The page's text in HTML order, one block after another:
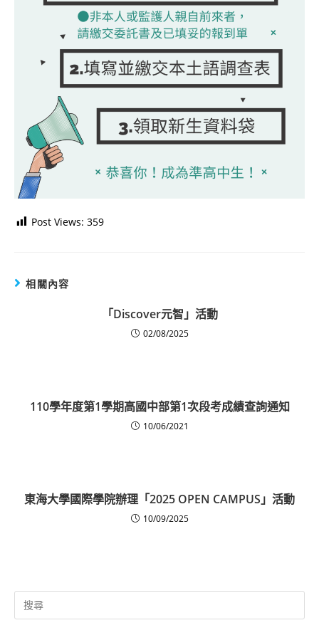
Post Views: 359
相關內容
「Discover元智」活動
02/08/2025
110學年度第1學期高國中部第1次段考成績查詢通知
10/06/2021
東海大學國際學院辦理「2025 OPEN CAMPUS」活動
10/09/2025
Search
for: